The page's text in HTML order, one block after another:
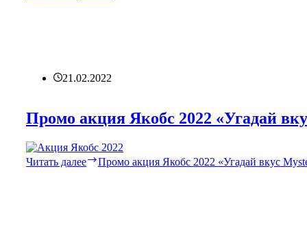
21.02.2022
Промо акция Якобс 2022 «Угадай
Читать далее Промо акция Якобс 2022 «Угадай вкус